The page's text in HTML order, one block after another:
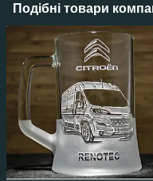
Подібні товари